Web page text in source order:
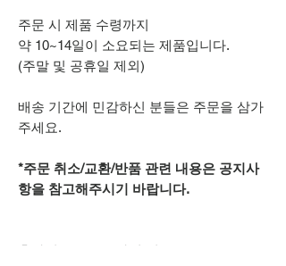
주문 시 제품 수령까지
약 10~14일이 소요되는 제품입니다.
(주말 및 공휴일 제외)
배송 기간에 민감하신 분들은 주문을 삼가
주세요.
*주문 취소/교환/반품 관련 내용은 공지사
항을 참고해주시기 바랍니다.
추가적으로 궁금하신 점은